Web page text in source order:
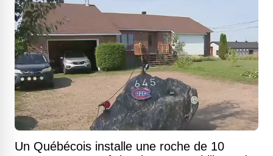
Un Québécois installe une roche de 10